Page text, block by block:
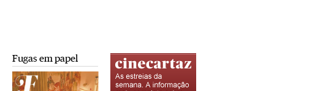
Fugas em papel